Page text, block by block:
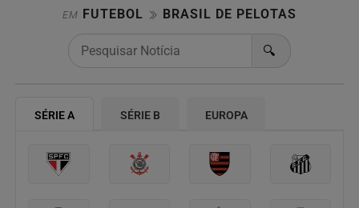
EM FUTEBOL BRASIL DE PELOTAS
🔍
SÉRIE A SÉRIE B EUROPA